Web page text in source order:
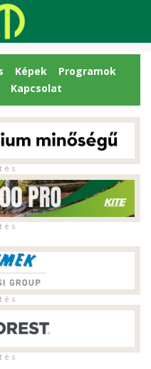
Képek
Programok
Kapcsolat
é s
é s
é s
é s